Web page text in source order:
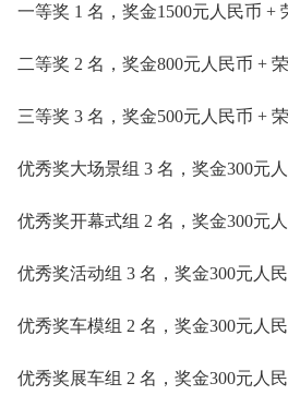
一等奖 1 名，奖金1500元人民币 +
二等奖 2 名，奖金800元人民币 +
三等奖 3 名，奖金500元人民币 +
优秀奖大场景组 3 名，奖金300元
优秀奖开幕式组 2 名，奖金300元
优秀奖活动组 3 名，奖金300元人
优秀奖车模组 2 名，奖金300元人
优秀奖展车组 2 名，奖金300元人